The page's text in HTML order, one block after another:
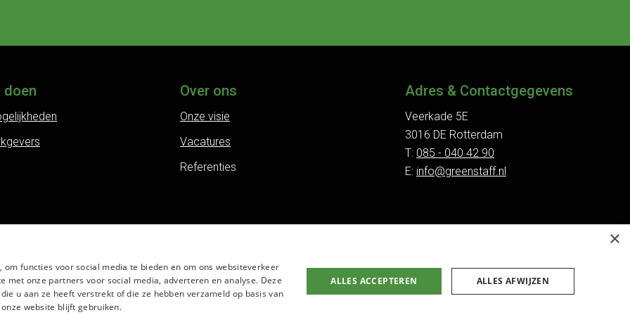
doen Over ons
Onze visie
Vacatures
Referenties
Adres & Contactgegevens
Veerkade 5E
3016 DE Rotterdam
T: 085 - 040 42 90
E: info@greenstaff.nl
×
functies voor social media te bieden en om ons websiteverkeer
onze partners voor social media, adverteren en analyse. Deze
u aan ze heeft verstrekt of die ze hebben verzameld op basis van
website blijft gebruiken.
ALLES ACCEPTEREN ALLES AFWIJZEN